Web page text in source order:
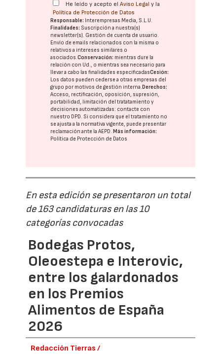
He leído y acepto elAviso Legal y la
Política de Protección de Datos
Responsable: Interempresas Media, S.L.U.
Finalidades: Suscripción a nuestra(s)
newsletter(s). Gestión de cuenta de usuario.
Envío de emails relacionados con la misma o
relativos a intereses similares o
asociados.Conservación: mientras dure la
relación con Ud., o mientras sea necesario para
llevar a cabo las finalidades especificadasCesión:
Los datos pueden cederse a otras empresas del
grupo por motivos de gestión interna. Derechos:
Acceso, rectificación, oposición, supresión,
portabilidad, limitación del tratatamiento y
decisiones automatizadas: contacte con
nuestro DPD. Si considera que el tratamiento no
se ajusta a la normativa vigente, puede presentar
reclamación ante laAEPD. Más información:
Política de Protección de Datos
En esta edición se presentaron un total
de 163 candidaturas en las 10
categorías convocadas
Bodegas Protos,
Oleoestepa e Interovic,
entre los galardonados
en los Premios
Alimentos de España
2026
Redacción Tierras /